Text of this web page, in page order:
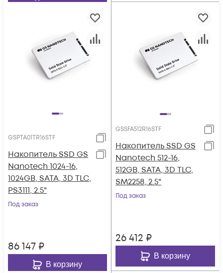
GSPTA01TR16STF
Накопитель SSD GS
Nanotech 1024-16,
1024GB, SATA, 3D TLC,
PS3111, 2.5"
Под заказ
86 147 ₽
В корзину
GSSFA512R16STF
Накопитель SSD GS
Nanotech 512-16,
512GB, SATA, 3D TLC,
SM2258, 2.5"
Под заказ
26 412 ₽
В корзину